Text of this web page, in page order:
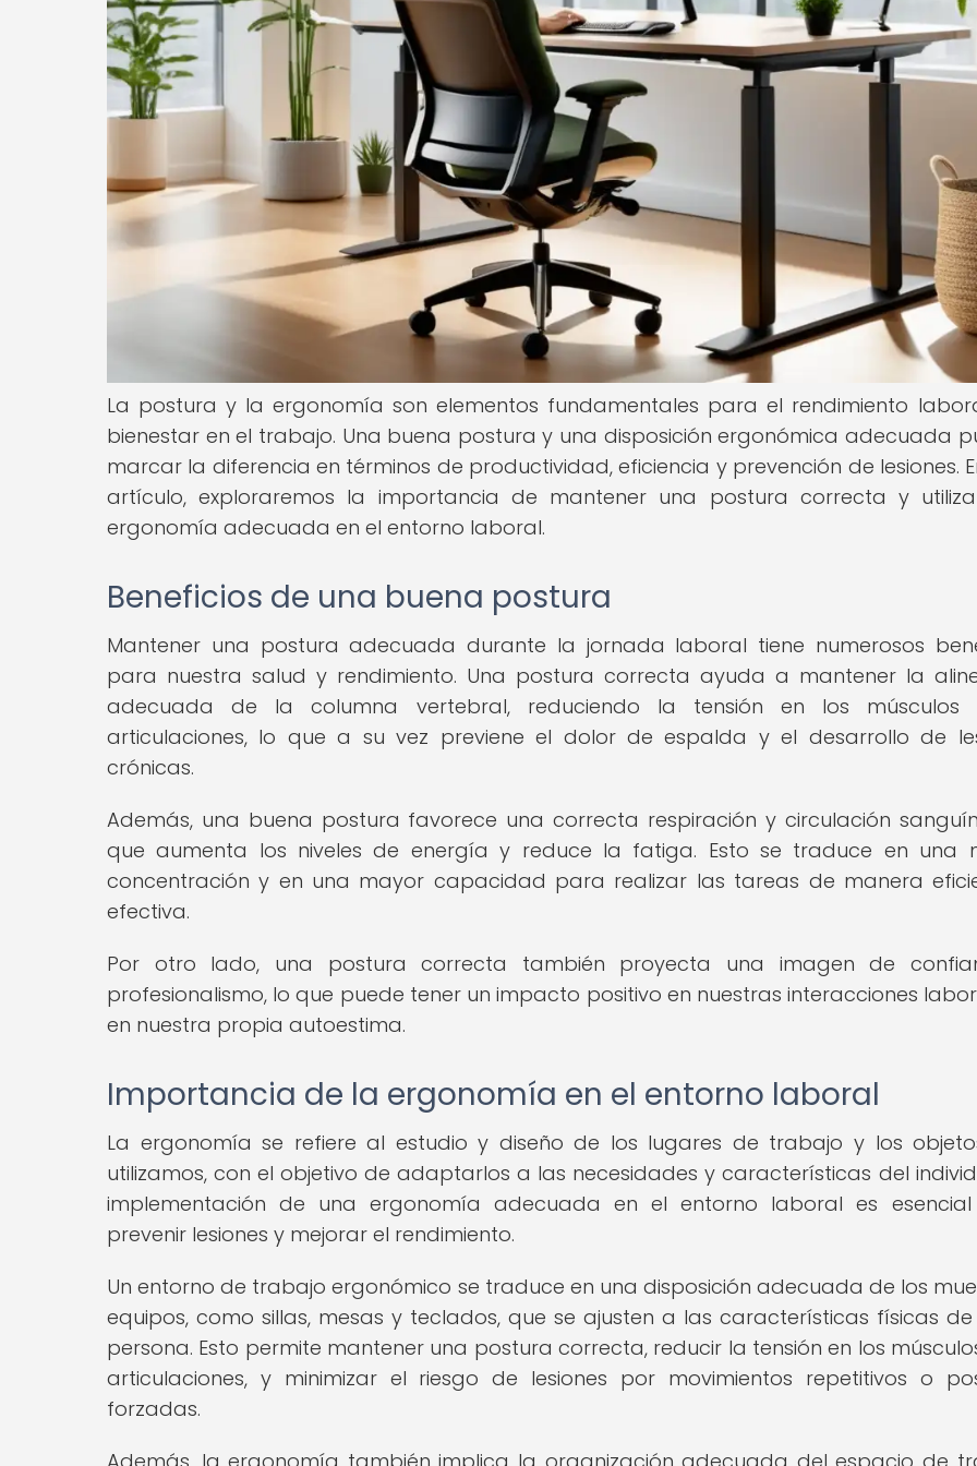
La postura y la ergonomía son elementos fundamentales para el rendimiento
bienestar en el trabajo. Una buena postura y una disposición ergonómica adecuada
marcar la diferencia en términos de productividad, eficiencia y prevención de lesiones.
artículo, exploraremos la importancia de mantener una postura correcta y
ergonomía adecuada en el entorno laboral.
Beneficios de una buena postura
Mantener una postura adecuada durante la jornada laboral tiene numerosos
para nuestra salud y rendimiento. Una postura correcta ayuda a mantener la
adecuada de la columna vertebral, reduciendo la tensión en los
articulaciones, lo que a su vez previene el dolor de espalda y el desarrollo de
crónicas.
Además, una buena postura favorece una correcta respiración y circulación
que aumenta los niveles de energía y reduce la fatiga. Esto se traduce en una
concentración y en una mayor capacidad para realizar las tareas de manera
efectiva.
Por otro lado, una postura correcta también proyecta una imagen de
profesionalismo, lo que puede tener un impacto positivo en nuestras interacciones
en nuestra propia autoestima.
Importancia de la ergonomía en el entorno laboral
La ergonomía se refiere al estudio y diseño de los lugares de trabajo y los
utilizamos, con el objetivo de adaptarlos a las necesidades y características del
implementación de una ergonomía adecuada en el entorno laboral es
prevenir lesiones y mejorar el rendimiento.
Un entorno de trabajo ergonómico se traduce en una disposición adecuada de los
equipos, como sillas, mesas y teclados, que se ajusten a las características físicas
persona. Esto permite mantener una postura correcta, reducir la tensión en los
articulaciones, y minimizar el riesgo de lesiones por movimientos repetitivos o
forzadas.